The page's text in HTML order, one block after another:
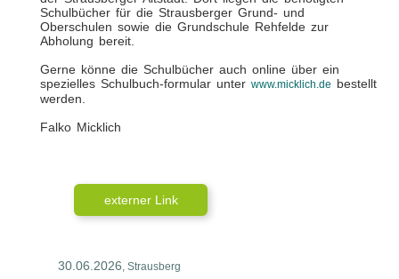
Schulbücher für die Strausberger Grund- und
Oberschulen sowie die Grundschule Rehfelde zur
Abholung bereit.
Gerne könne die Schulbücher auch online über ein
spezielles Schulbuch-formular unter www.micklich.de bestellt
werden.
Falko Micklich
externer Link
30.06.2026, Strausberg